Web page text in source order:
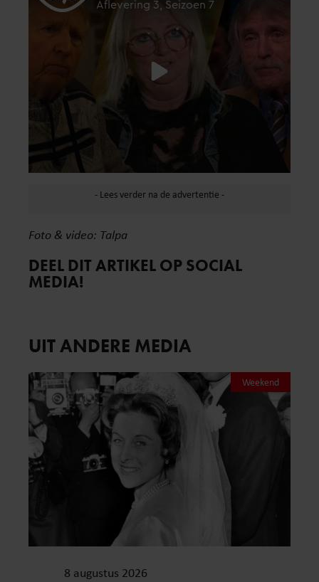
Foto & video: Talpa
DEEL DIT ARTIKEL OP SOCIAL
MEDIA!
UIT ANDERE MEDIA
Weekend
8 augustus 2026